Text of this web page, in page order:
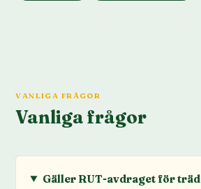
VANLIGA FRÅGOR
Vanliga frågor
Gäller RUT-avdraget för